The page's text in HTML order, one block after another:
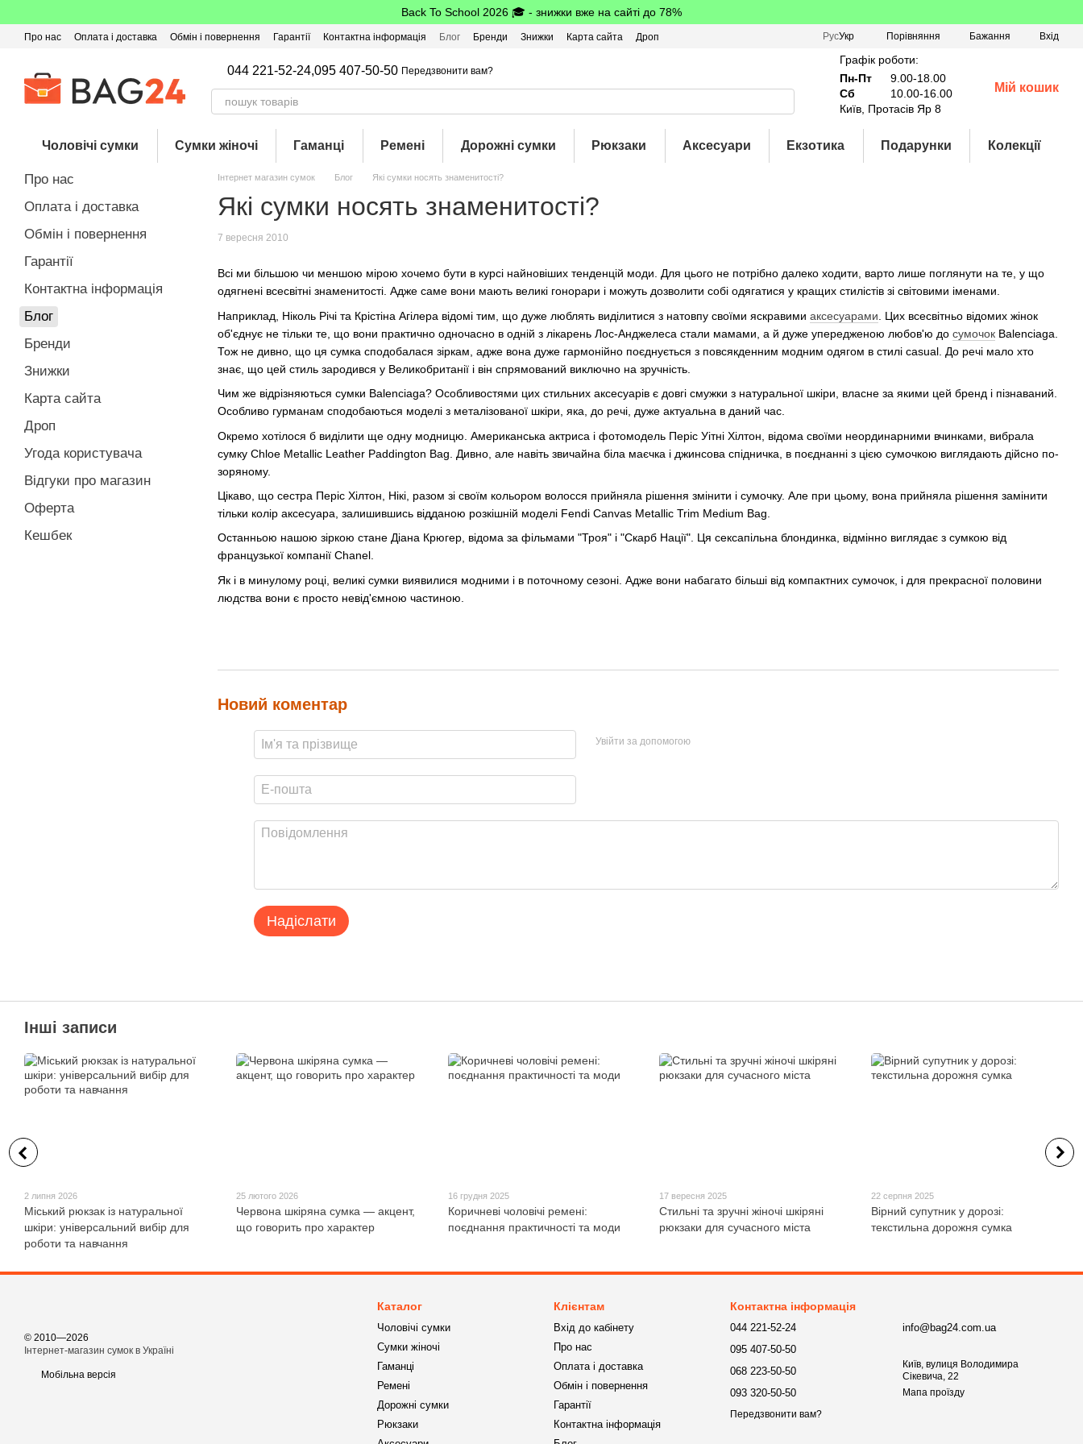
Back To School 2026 🎓 - знижки вже на сайті до 78%
Про нас Оплата і доставка Обмін і повернення Гарантії Контактна інформація Блог Бренди Знижки Карта сайта
Дроп
РусУкр Порівняння Бажання Вхід
044 221-52-24,095 407-50-50 Передзвонити вам?
Графік роботи:
Пн-Пт
9.00-18.00
Сб
10.00-16.00
Київ, Протасів Яр 8
Мій кошик
Чоловічі сумки Сумки жіночі Гаманці Ремені Дорожні сумки Рюкзаки Аксесуари Екзотика Подарунки Колекції
Інтернет магазин сумок Блог Які сумки носять знаменитості?
Які сумки носять знаменитості?
7 вересня 2010
Всі ми більшою чи меншою мірою хочемо бути в курсі найновіших тенденцій моди. Для цього не потрібно далеко ходити, варто лише поглянути на те, у що
одягнені всесвітні знаменитості. Адже саме вони мають великі гонорари і можуть дозволити собі одягатися у кращих стилістів зі світовими іменами.
Наприклад, Ніколь Річі та Крістіна Агілера відомі тим, що дуже люблять виділитися з натовпу своїми яскравими аксесуарами . Цих всесвітньо відомих жінок
об'єднує не тільки те, що вони практично одночасно в одній з лікарень Лос-Анджелеса стали мамами, а й дуже упередженою любов'ю до сумочок Balenciaga.
Тож не дивно, що ця сумка сподобалася зіркам, адже вона дуже гармонійно поєднується з повсякденним модним одягом в стилі casual. До речі мало хто
знає, що цей стиль зародився у Великобританії і він спрямований виключно на зручність.
Чим же відрізняються сумки Balenciaga? Особливостями цих стильних аксесуарів є довгі смужки з натуральної шкіри, власне за якими цей бренд і пізнаваний.
Особливо гурманам сподобаються моделі з металізованої шкіри, яка, до речі, дуже актуальна в даний час.
Окремо хотілося б виділити ще одну модницю. Американська актриса і фотомодель Періс Уітні Хілтон, відома своїми неординарними вчинками, вибрала
сумку Chloe Metallic Leather Paddington Bag. Дивно, але навіть звичайна біла маєчка і джинсова спідничка, в поєднанні з цією сумочкою виглядають дійсно по-
зоряному.
Цікаво, що сестра Періс Хілтон, Нікі, разом зі своїм кольором волосся прийняла рішення змінити і сумочку. Але при цьому, вона прийняла рішення замінити
тільки колір аксесуара, залишившись відданою розкішній моделі Fendi Canvas Metallic Trim Medium Bag.
Останньою нашою зіркою стане Діана Крюгер, відома за фільмами "Троя" і "Скарб Нації". Ця сексапільна блондинка, відмінно виглядає з сумкою від
французької компанії Chanel.
Як і в минулому році, великі сумки виявилися модними і в поточному сезоні. Адже вони набагато більші від компактних сумочок, і для прекрасної половини
людства вони є просто невід'ємною частиною.
Новий коментар
Увійти за допомогою
Надіслати
Про нас
Оплата і доставка
Обмін і повернення
Гарантії
Контактна інформація
Блог
Бренди
Знижки
Карта сайта
Дроп
Угода користувача
Відгуки про магазин
Оферта
Кешбек
Інші записи
2 липня 2026
Міський рюкзак із натуральної
шкіри: універсальний вибір для
роботи та навчання
25 лютого 2026
Червона шкіряна сумка — акцент,
що говорить про характер
16 грудня 2025
Коричневі чоловічі ремені:
поєднання практичності та моди
17 вересня 2025
Стильні та зручні жіночі шкіряні
рюкзаки для сучасного міста
22 серпня 2025
Вірний супутник у дорозі:
текстильна дорожня сумка
© 2010—2026
Інтернет-магазин сумок в Україні
Мобільна версія
Каталог
Чоловічі сумки
Сумки жіночі
Гаманці
Ремені
Дорожні сумки
Рюкзаки
Клієнтам
Вхід до кабінету
Про нас
Оплата і доставка
Обмін і повернення
Гарантії
Контактна інформація
Контактна інформація
044 221-52-24
095 407-50-50
068 223-50-50
093 320-50-50
Передзвонити вам?
info@bag24.com.ua
Київ, вулиця Володимира
Сікевича, 22
Мапа проїзду